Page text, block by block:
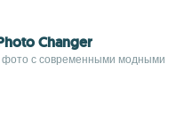
Changer
фото с современными модными